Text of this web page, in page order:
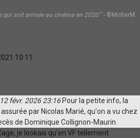
qui soit arrivée au cinéma en 2020 " - ©MisterM
10:11
févr. 2026 23:16Pour la petite info, la
par Nicolas Marié, qu'on a vu chez
de Dominique Collignon-Maurin
je lookais qu'en VF tellement